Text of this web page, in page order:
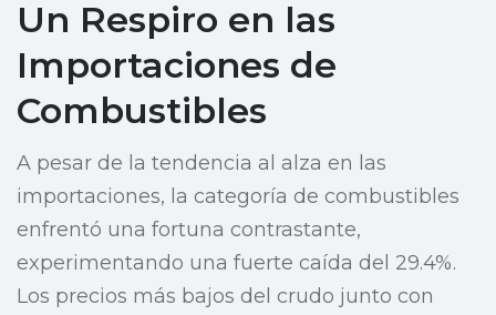
Un Respiro en las
Importaciones de
Combustibles
A pesar de la tendencia al alza en las
importaciones, la categoría de combustibles
enfrentó una fortuna contrastante,
experimentando una fuerte caída del 29.4%.
Los precios más bajos del crudo junto con